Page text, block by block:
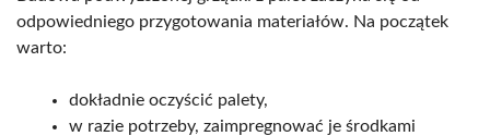
odpowiedniego przygotowania materiałów. Na początek
warto:
dokładnie oczyścić palety,
w razie potrzeby, zaimpregnować je środkami